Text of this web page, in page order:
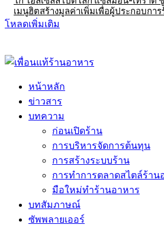
เมนูฮิตสร้างมูลค่าเพิ่มเพื่อผู้ประกอบกา
โหลดเพิ่มเติม
หน้าหลัก
ข่าวสาร
บทความ
ก่อนเปิดร้าน
การบริหารจัดการต้นทุน
การสร้างระบบร้าน
การทำการตลาดสไตล์ร้าน
มือใหม่ทำร้านอาหาร
บทสัมภาษณ์
ซัพพลายเออร์